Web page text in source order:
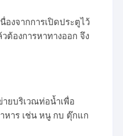
องจากการเปิดประตูไว้
ต้องการหาทางออก จึง
ยบริเวณท่อน้ำเพื่อ
หาร เช่น หนู กบ ตุ๊กแก